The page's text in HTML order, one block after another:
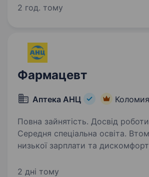
«Подорожник» — це найбільша
2 год. тому
Фармацевт
Аптека АНЦ Коломия
Повна зайнятість. Досвід
Середня спеціальна освіта. Втомилися від
низької зарплати та
фармацевтичного ринку —
2 дні тому